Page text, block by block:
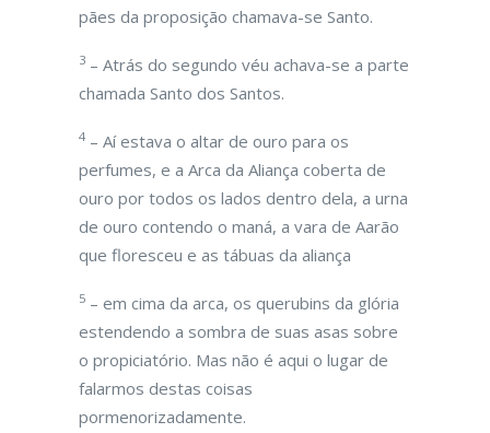
pães da proposição chamava-se Santo.
3 – Atrás do segundo véu achava-se a parte
chamada Santo dos Santos.
4 – Aí estava o altar de ouro para os
perfumes, e a Arca da Aliança coberta de
ouro por todos os lados dentro dela, a urna
de ouro contendo o maná, a vara de Aarão
que floresceu e as tábuas da aliança
5 – em cima da arca, os querubins da glória
estendendo a sombra de suas asas sobre
o propiciatório. Mas não é aqui o lugar de
falarmos destas coisas
pormenorizadamente.